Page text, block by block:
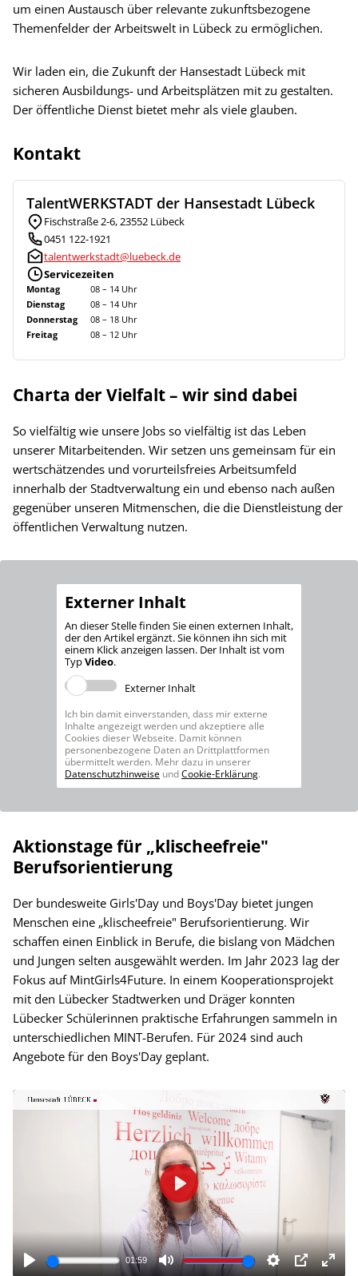
um einen Austausch über relevante zukunftsbezogene
Themenfelder der Arbeitswelt in Lübeck zu ermöglichen.
Wir laden ein, die Zukunft der Hansestadt Lübeck mit
sicheren Ausbildungs- und Arbeitsplätzen mit zu gestalten.
Der öffentliche Dienst bietet mehr als viele glauben.
Kontakt
TalentWERKSTADT der Hansestadt Lübeck
Fischstraße 2-6, 23552 Lübeck
0451 122-1921
talentwerkstadt@luebeck.de
Servicezeiten
Montag
08 – 14 Uhr
Dienstag
08 – 14 Uhr
Donnerstag
08 – 18 Uhr
Freitag
08 – 12 Uhr
Charta der Vielfalt – wir sind dabei
So vielfältig wie unsere Jobs so vielfältig ist das Leben
unserer Mitarbeitenden. Wir setzen uns gemeinsam für ein
wertschätzendes und vorurteilsfreies Arbeitsumfeld
innerhalb der Stadtverwaltung ein und ebenso nach außen
gegenüber unseren Mitmenschen, die die Dienstleistung der
öffentlichen Verwaltung nutzen.
Externer Inhalt
An dieser Stelle finden Sie einen externen Inhalt,
der den Artikel ergänzt. Sie können ihn sich mit
einem Klick anzeigen lassen. Der Inhalt ist vom
TypVideo.
Externer Inhalt
Ich bin damit einverstanden, dass mir externe
Inhalte angezeigt werden und akzeptiere alle
Cookies dieser Webseite. Damit können
personenbezogene Daten an Drittplattformen
übermittelt werden. Mehr dazu in unserer
Datenschutzhinweise undCookie-Erklärung.
Aktionstage für „klischeefreie"
Berufsorientierung
Der bundesweite Girls'Day und Boys'Day bietet jungen
Menschen eine „klischeefreie" Berufsorientierung. Wir
schaffen einen Einblick in Berufe, die bislang von Mädchen
und Jungen selten ausgewählt werden. Im Jahr 2023 lag der
Fokus auf MintGirls4Future. In einem Kooperationsprojekt
mit den Lübecker Stadtwerken und Dräger konnten
Lübecker Schülerinnen praktische Erfahrungen sammeln in
unterschiedlichen MINT-Berufen. Für 2024 sind auch
Angebote für den Boys'Day geplant.